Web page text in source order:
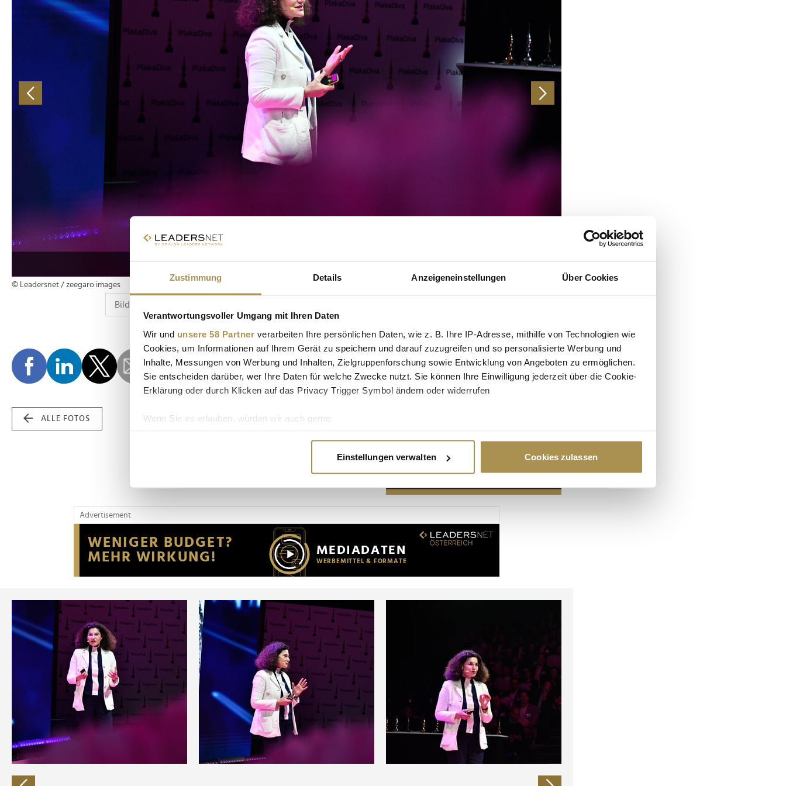
Zustimmung Details Anzeigeneinstellungen Über Cookies
Verantwortungsvoller Umgang mit Ihren Daten
Wir und unsere 58 Partner verarbeiten Ihre persönlichen Daten, wie z. B. Ihre IP-Adresse, mithilfe von Technologien wie
Cookies, um Informationen auf Ihrem Gerät zu speichern und darauf zuzugreifen und so personalisierte Werbung und
Inhalte, Messungen von Werbung und Inhalten, Zielgruppenforschung sowie Entwicklung von Angeboten zu ermöglichen.
Sie entscheiden darüber, wer Ihre Daten für welche Zwecke nutzt. Sie können Ihre Einwilligung jederzeit über die Cookie-
Erklärung oder durch Klicken auf das Privacy Trigger Symbol ändern oder widerrufen
Wenn Sie es erlauben, würden wir auch gerne:
Erfahren Sie mehr darüber, wie Ihre persönlichen Daten verarbeitet werden, und legen Sie Ihre Präferenzen im
Wir verwenden Cookies, um Inhalte und Anzeigen zu personalisieren, Funktionen für soziale Medien anbieten zu können
Website an unsere Partner für soziale Medien, Werbung und Analysen weiter. Unsere Partner führen diese Informationen
möglicherweise mit weiteren Daten zusammen, die Sie ihnen bereitgestellt haben oder die sie im Rahmen Ihrer Nutzung
der Dienste gesammelt haben.
Einstellungen verwalten Cookies zulassen
© Leadersnet / zeegaro images
ALLE FOTOS
Advertisement
Advertisement